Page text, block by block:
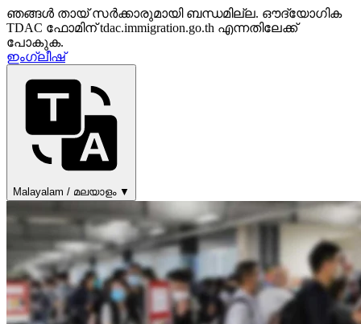
ഞങ്ങൾ തായ് സർക്കാരുമായി ബന്ധമില്ല. ഔദ്യോഗിക
TDAC ഫോമിന് tdac.immigration.go.th എന്നതിലേക്ക്
പോകുക.
ഇംഗ്ലീഷ്
Malayalam / മലയാളം ▼